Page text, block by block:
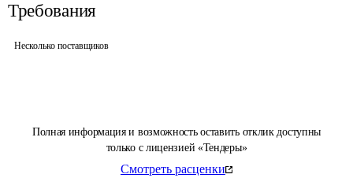
Полная информация и возможность оставить отклик доступны
только с лицензией «Тендеры»
Смотреть расценки
Требования
Несколько поставщиков